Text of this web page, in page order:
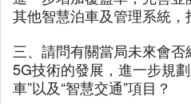
其他智慧泊車及管理系統，
三、請問有關當局未來會
5G技術的發展，進一步規
車”以及“智慧交通”項目？